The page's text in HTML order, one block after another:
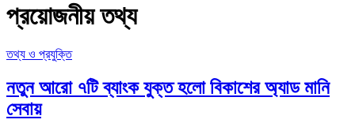
প্রয়োজনীয় তথ্য
তথ্য ও প্রযুক্তি
নতুন আরো ৭টি ব্যাংক যুক্ত হলো বিকাশের অ্যাড মানি
সেবায়